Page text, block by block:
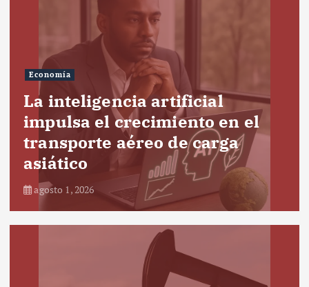
Economía
La inteligencia artificial
impulsa el crecimiento en el
transporte aéreo de carga
asiático
agosto 1, 2026